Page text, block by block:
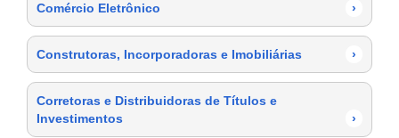
Comércio Eletrônico ›
Construtoras, Incorporadoras e Imobiliárias ›
Corretoras e Distribuidoras de Títulos e
Investimentos
›